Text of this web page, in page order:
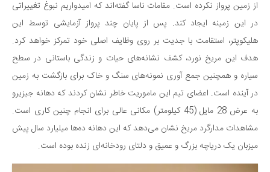
از زمین پرواز نکرده است. مقامات ناسا گفته‌اند که امیدواریم نبوغ تغییراتی
در این زمینه ایجاد کند. پس از پایان چند پرواز آزمایشی توسط این
هلیکوپتر، استقامت با جدیت بر روی وظایف اصلی خود تمرکز خواهد کرد.
هدف این مریخ نورد، کشف نشانه‌های حیات و زندگی باستانی در سطح
سیاره و همچنین جمع آوری نمونه‌های سنگ و خاک برای بازگشت به زمین
در آینده است. اعضای تیم این ماموریت خاطر نشان کردند که دهانه جیزیرو
به عرض 28 مایل (45 کیلومتر) مکانی عالی برای انجام چنین کاری است.
مشاهدات مدارگرد مریخ نشان می‌دهد که این دهانه ده‌ها میلیارد سال پیش
میزبان یک دریاچه بزرگ و عمیق و دلتای رودخانه‌ای زنده بوده است.